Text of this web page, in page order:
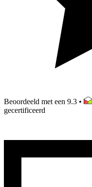
Beoordeeld met een 9.3 •
gecertificeerd